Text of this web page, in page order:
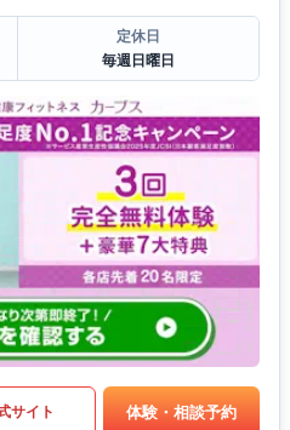
定休日
毎週日曜日
サイト 体験・相談予約